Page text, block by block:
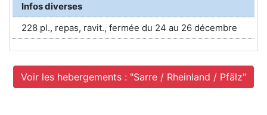
Infos diverses
228 pl., repas, ravit., fermée du 24 au 26 décembre
Voir les hebergements : "Sarre / Rheinland / Pfälz"